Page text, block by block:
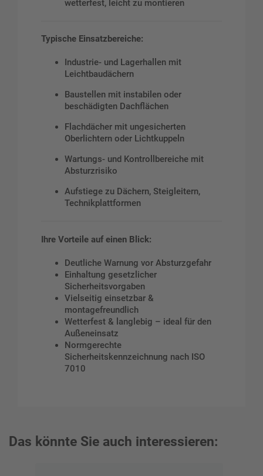
wetterfest, leicht zu montieren
Typische Einsatzbereiche:
Industrie- und Lagerhallen mit
Leichtbaudächern
Baustellen mit instabilen oder
beschädigten Dachflächen
Flachdächer mit ungesicherten
Oberlichtern oder Lichtkuppeln
Wartungs- und Kontrollbereiche mit
Absturzrisiko
Aufstiege zu Dächern, Steigleitern,
Technikplattformen
Ihre Vorteile auf einen Blick:
Deutliche Warnung vor Absturzgefahr
Einhaltung gesetzlicher
Sicherheitsvorgaben
Vielseitig einsetzbar &
montagefreundlich
Wetterfest & langlebig – ideal für den
Außeneinsatz
Normgerechte
Sicherheitskennzeichnung nach ISO
7010
Das könnte Sie auch interessieren: